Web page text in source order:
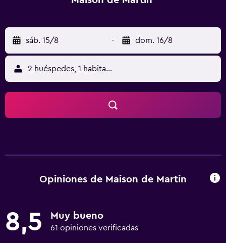
sáb. 15/8 - dom. 16/8
2 huéspedes, 1 habitación
Opiniones de Maison de Martin
8,5 Muy bueno
61 opiniones verificadas